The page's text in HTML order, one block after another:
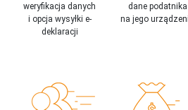
weryfikacja danych
i opcja wysyłki e-
deklaracji
dane podatnika
na jego